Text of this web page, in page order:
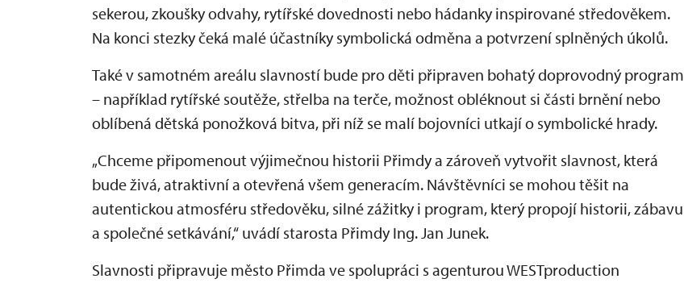
sekerou, zkoušky odvahy, rytířské dovednosti nebo hádanky inspirované středověkem.
Na konci stezky čeká malé účastníky symbolická odměna a potvrzení splněných úkolů.
Také v samotném areálu slavností bude pro děti připraven bohatý doprovodný program
– například rytířské soutěže, střelba na terče, možnost obléknout si části brnění nebo
oblíbená dětská ponožková bitva, při níž se malí bojovníci utkají o symbolické hrady.
„Chceme připomenout výjimečnou historii Přimdy a zároveň vytvořit slavnost, která
bude živá, atraktivní a otevřená všem generacím. Návštěvníci se mohou těšit na
autentickou atmosféru středověku, silné zážitky i program, který propojí historii, zábavu
a společné setkávání,“ uvádí starosta Přimdy Ing. Jan Junek.
Slavnosti připravuje město Přimda ve spolupráci s agenturou WESTproduction